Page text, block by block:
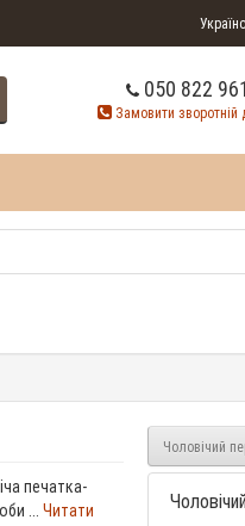
050 822
Замовити зворотній
печатка-
... Читати
Чоловічий